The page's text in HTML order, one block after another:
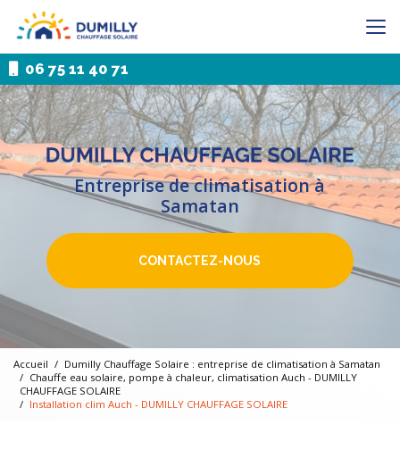
contenu
principal
06 75 11 40 71
Entreprise de climatisation à
Samatan
CONTACTEZ-NOUS
Accueil
Dumilly Chauffage Solaire : entreprise de climatisation à Samatan
Chauffe eau solaire, pompe à chaleur, climatisation Auch - DUMILLY
CHAUFFAGE SOLAIRE
Installation clim Auch - DUMILLY CHAUFFAGE SOLAIRE